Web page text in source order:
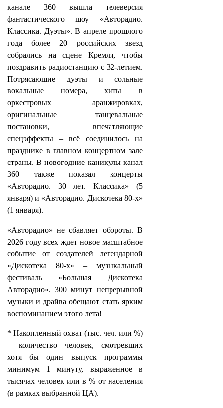
канале 360 вышла телеверсия
фантастического шоу «Авторадио.
Классика. Дуэты». В апреле прошлого
года более 20 российских звезд
собрались на сцене Кремля, чтобы
поздравить радиостанцию с 32-летием.
Потрясающие дуэты и сольные
вокальные номера, хиты в
оркестровых аранжировках,
оригинальные танцевальные
постановки, впечатляющие
спецэффекты – всё соединилось на
празднике в главном концертном зале
страны. В новогодние каникулы канал
360 также показал концерты
«Авторадио. 30 лет. Классика» (5
января) и «Авторадио. Дискотека 80-х»
(1 января).
«Авторадио» не сбавляет обороты. В
2026 году всех ждет новое масштабное
событие от создателей легендарной
«Дискотека 80-х» – музыкальный
фестиваль «Большая Дискотека
Авторадио». 300 минут непрерывной
музыки и драйва обещают стать ярким
воспоминанием этого лета!
* Накопленный охват (тыс. чел. или %)
– количество человек, смотревших
хотя бы один выпуск программы
минимум 1 минуту, выраженное в
тысячах человек или в % от населения
(в рамках выбранной ЦА).